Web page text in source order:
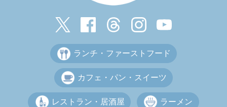
ランチ・ファーストフード
カフェ・パン・スイーツ
レストラン・居酒屋 ラーメン